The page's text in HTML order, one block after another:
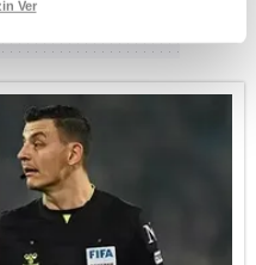
alan panel vasıtasıyla
ziyaret edebilirsiniz.
uyarınca hazırlanmış
ilgili mevzuata uygun olarak
lütfentıklayınız
Ver